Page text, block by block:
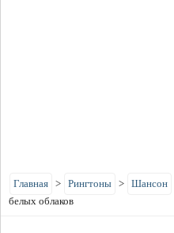
Главная > Рингтоны > Шансон
белых облаков